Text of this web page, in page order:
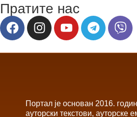
Пратите нас
Портал је основан 2016.
ауторски текстови, ауторске